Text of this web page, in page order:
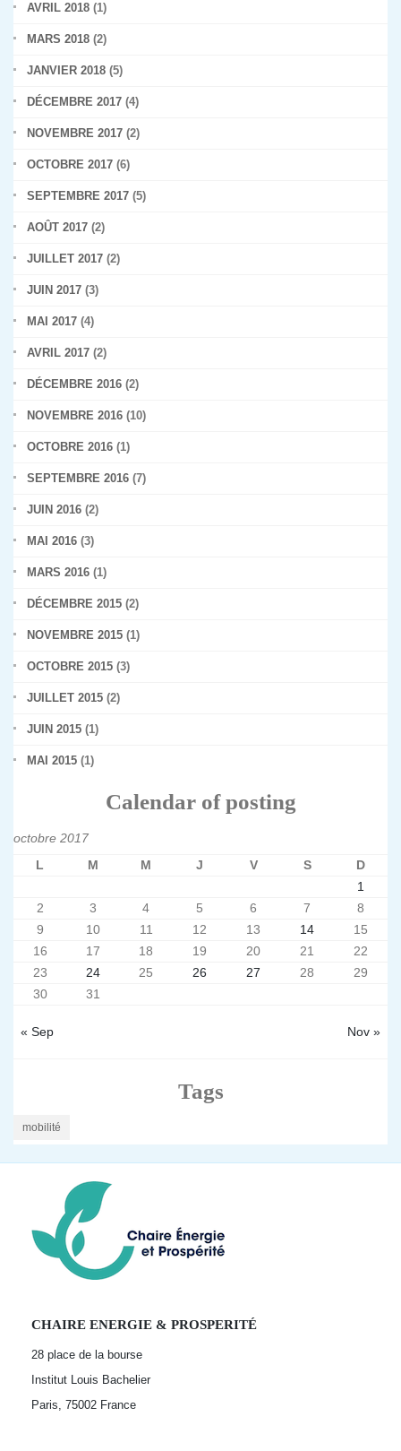
AVRIL 2018 (1)
MARS 2018 (2)
JANVIER 2018 (5)
DÉCEMBRE 2017 (4)
NOVEMBRE 2017 (2)
OCTOBRE 2017 (6)
SEPTEMBRE 2017 (5)
AOÛT 2017 (2)
JUILLET 2017 (2)
JUIN 2017 (3)
MAI 2017 (4)
AVRIL 2017 (2)
DÉCEMBRE 2016 (2)
NOVEMBRE 2016 (10)
OCTOBRE 2016 (1)
SEPTEMBRE 2016 (7)
JUIN 2016 (2)
MAI 2016 (3)
MARS 2016 (1)
DÉCEMBRE 2015 (2)
NOVEMBRE 2015 (1)
OCTOBRE 2015 (3)
JUILLET 2015 (2)
JUIN 2015 (1)
MAI 2015 (1)
Calendar of posting
octobre 2017
L
M M J V S D
« Sep Nov »
1
2
3 4 5 6 7
8
9
10 11 12 13 14
15
16
17 18 19 20 21
22
23
24 25 26 27 28
29
30
31
Tags
mobilité
CHAIRE ENERGIE & PROSPERITÉ
28 place de la bourse
Institut Louis Bachelier
Paris, 75002 France